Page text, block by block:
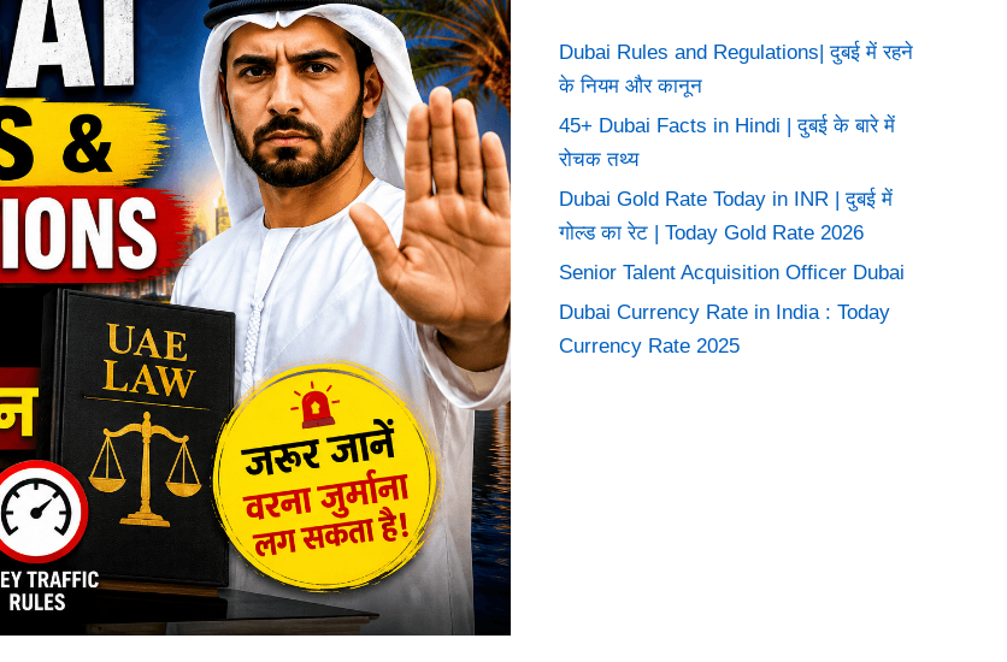
Dubai Rules and Regulations| दुबई में रहने
के नियम और कानून
45+ Dubai Facts in Hindi | दुबई के बारे में
रोचक तथ्य
Dubai Gold Rate Today in INR | दुबई में
गोल्ड का रेट | Today Gold Rate 2026
Senior Talent Acquisition Officer Dubai
Dubai Currency Rate in India : Today
Currency Rate 2025